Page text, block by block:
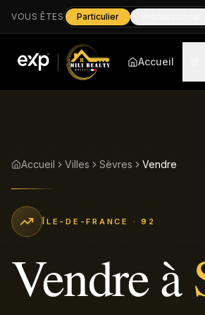
VOUS ÊTES Particulier
Accueil
Accueil Villes Sèvres Vendre
ÎLE-DE-FRANCE · 92
Vendreà